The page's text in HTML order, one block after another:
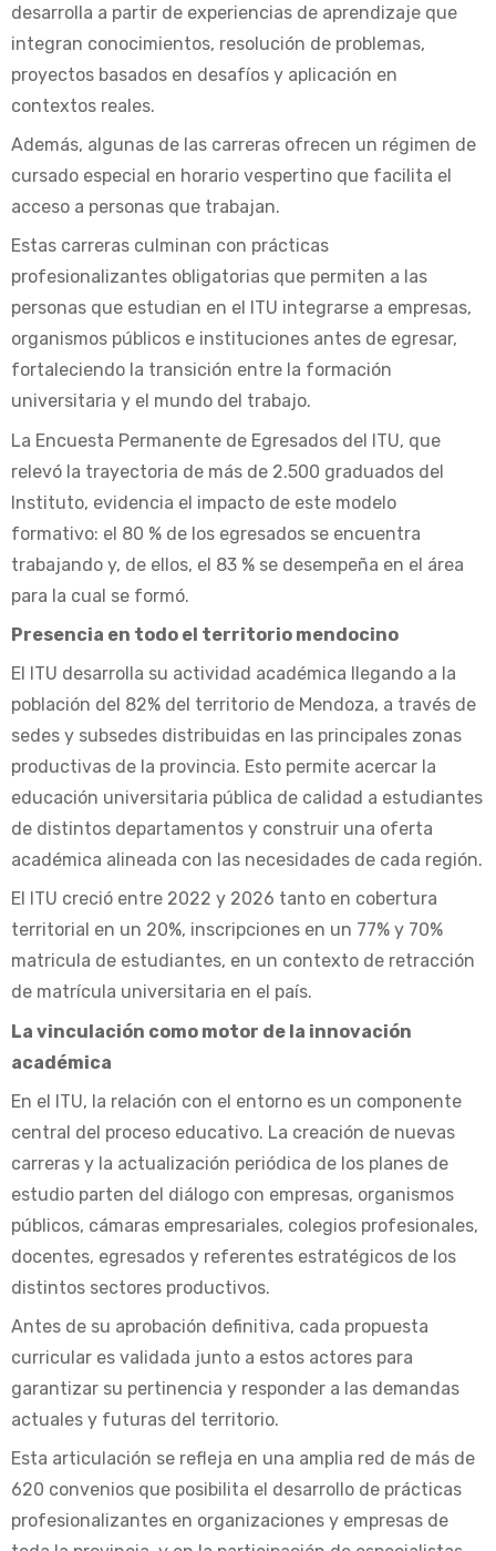
desarrolla a partir de experiencias de aprendizaje que
integran conocimientos, resolución de problemas,
proyectos basados en desafíos y aplicación en
contextos reales.
Además, algunas de las carreras ofrecen un régimen de
cursado especial en horario vespertino que facilita el
acceso a personas que trabajan.
Estas carreras culminan con prácticas
profesionalizantes obligatorias que permiten a las
personas que estudian en el ITU integrarse a empresas,
organismos públicos e instituciones antes de egresar,
fortaleciendo la transición entre la formación
universitaria y el mundo del trabajo.
La Encuesta Permanente de Egresados del ITU, que
relevó la trayectoria de más de 2.500 graduados del
Instituto, evidencia el impacto de este modelo
formativo: el 80 % de los egresados se encuentra
trabajando y, de ellos, el 83 % se desempeña en el área
para la cual se formó.
Presencia en todo el territorio mendocino
El ITU desarrolla su actividad académica llegando a la
población del 82% del territorio de Mendoza, a través de
sedes y subsedes distribuidas en las principales zonas
productivas de la provincia. Esto permite acercar la
educación universitaria pública de calidad a estudiantes
de distintos departamentos y construir una oferta
académica alineada con las necesidades de cada región.
El ITU creció entre 2022 y 2026 tanto en cobertura
territorial en un 20%, inscripciones en un 77% y 70%
matricula de estudiantes, en un contexto de retracción
de matrícula universitaria en el país.
La vinculación como motor de la innovación
académica
En el ITU, la relación con el entorno es un componente
central del proceso educativo. La creación de nuevas
carreras y la actualización periódica de los planes de
estudio parten del diálogo con empresas, organismos
públicos, cámaras empresariales, colegios profesionales,
docentes, egresados y referentes estratégicos de los
distintos sectores productivos.
Antes de su aprobación definitiva, cada propuesta
curricular es validada junto a estos actores para
garantizar su pertinencia y responder a las demandas
actuales y futuras del territorio.
Esta articulación se refleja en una amplia red de más de
620 convenios que posibilita el desarrollo de prácticas
profesionalizantes en organizaciones y empresas de